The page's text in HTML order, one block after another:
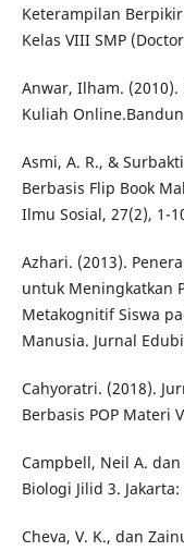
Keterampilan
Kelas VIII SMP
Anwar, Ilham.
Kuliah
Asmi, A. R., &
Berbasis Flip Book
Ilmu Sosial, 27(2), 1-
Azhari. (2013).
untuk Meningkatkan
Metakognitif Siswa
Manusia. Jurnal
Cahyoratri. (2018).
Berbasis POP Materi
Campbell, Neil A. dan
Biologi Jilid 3.
Cheva, V. K., dan